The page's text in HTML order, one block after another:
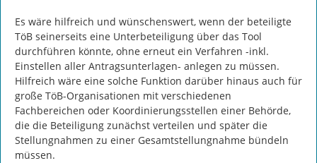
Es wäre hilfreich und wünschenswert, wenn der beteiligte
TöB seinerseits eine Unterbeteiligung über das Tool
durchführen könnte, ohne erneut ein Verfahren -inkl.
Einstellen aller Antragsunterlagen- anlegen zu müssen.
Hilfreich wäre eine solche Funktion darüber hinaus auch für
große TöB-Organisationen mit verschiedenen
Fachbereichen oder Koordinierungsstellen einer Behörde,
die die Beteiligung zunächst verteilen und später die
Stellungnahmen zu einer Gesamtstellungnahme bündeln
müssen.